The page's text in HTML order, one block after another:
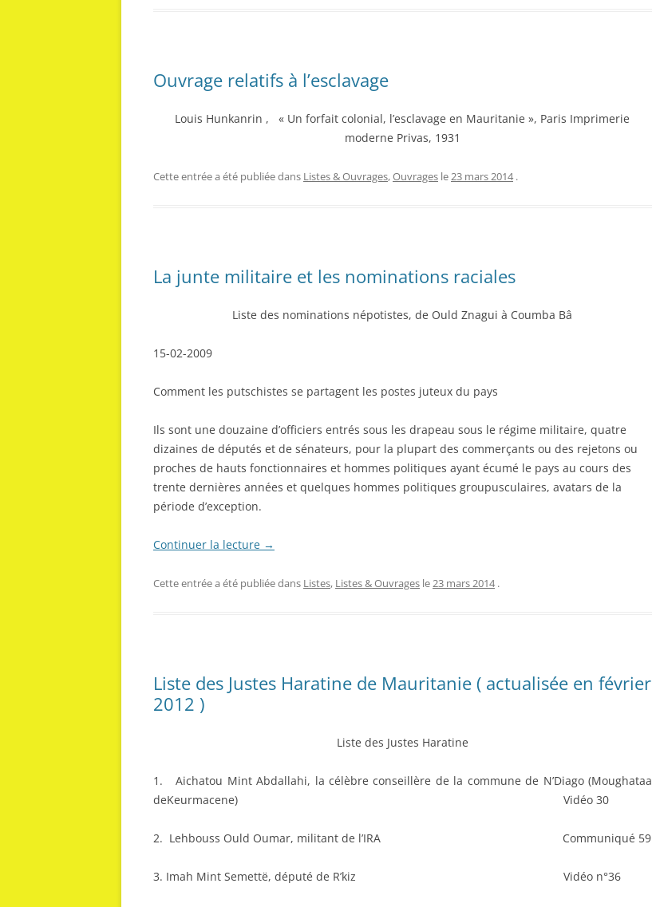
Ouvrage relatifs à l’esclavage
Louis Hunkanrin , « Un forfait colonial, l’esclavage en Mauritanie », Paris Imprimerie
moderne Privas, 1931
Cette entrée a été publiée dans Listes & Ouvrages,Ouvrages le23 mars 2014 .
La junte militaire et les nominations raciales
Liste des nominations népotistes, de Ould Znagui à Coumba Bâ
15-02-2009
Comment les putschistes se partagent les postes juteux du pays
Ils sont une douzaine d’officiers entrés sous les drapeau sous le régime militaire, quatre
dizaines de députés et de sénateurs, pour la plupart des commerçants ou des rejetons ou
proches de hauts fonctionnaires et hommes politiques ayant écumé le pays au cours des
trente dernières années et quelques hommes politiques groupusculaires, avatars de la
période d’exception.
Continuer la lecture →
Cette entrée a été publiée dans Listes, Listes & Ouvrages le23 mars 2014 .
Liste des Justes Haratine de Mauritanie ( actualisée en février
2012 )
Liste des Justes Haratine
1. Aichatou Mint Abdallahi, la célèbre conseillère de la commune de N’Diago (Moughataa
deKeurmacene) Vidéo 30
2. Lehbouss Ould Oumar, militant de l’IRA Communiqué 59
3. Imah Mint Semettë, député de R’kiz Vidéo n°36